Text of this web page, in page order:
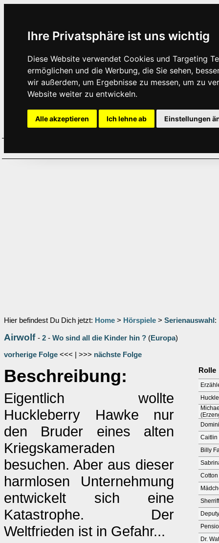
Ihre Privatsphäre ist uns wichtig
Diese Website verwendet Cookies und Targeting
ermöglichen und die Werbung, die Sie sehen,
wir außerdem, um Ergebnisse zu messen, um zu
Website weiter zu entwickeln.
Alle akzeptieren Ich lehne ab Einstellungen
Hier befindest Du Dich jetzt: Home > Hörspiele > Serienauswahl :
Airwolf - 2 - Wo sind all die Kinder hin ? (Europa)
vorherige Folge <<< | >>> nächste Folge
Beschreibung:
Eigentlich wollte
Huckleberry Hawke nur
den Bruder eines alten
Kriegskameraden
besuchen. Aber aus dieser
harmlosen Unternehmung
entwickelt sich eine
Katastrophe. Der
Weltfrieden ist in Gefahr...
Rolle
Caitlin
Billy
Cotton
Sherriff
Deputy
Dr.